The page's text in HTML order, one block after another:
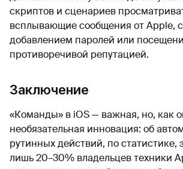
скриптов и сценариев
всплывающие сообщения от Apple,
добавлением паролей или
противоречивой репутацией.
Заключение
«Команды» в iOS — важная, но, как
необязательная инновация: об
рутинных действий, по статистике,
лишь 20–30% владельцев техники